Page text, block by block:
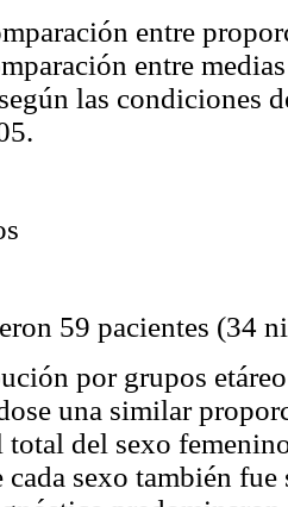
entre
entre
las condiciones
59 pacientes (34
por grupos
una similar
total del sexo
cada sexo también